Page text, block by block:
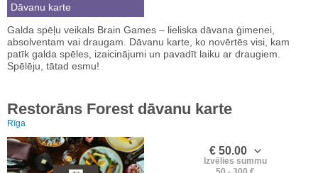
Dāvanu karte
Galda spēļu veikals Brain Games – lieliska dāvana ģimenei,
absolventam vai draugam. Dāvanu karte, ko novērtēs visi, kam
patīk galda spēles, izaicinājumi un pavadīt laiku ar draugiem.
Spēlēju, tātad esmu!
Restorāns Forest dāvanu karte
Rīga
€ 50.00
Izvēlies summu